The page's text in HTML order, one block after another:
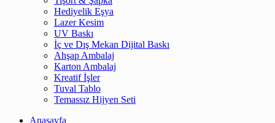
Hediyelik Eşya
Lazer Kesim
UV Baskı
İç ve Dış Mekan Dijital Baskı
Ahşap Ambalaj
Karton Ambalaj
Kreatif İşler
Tuval Tablo
Temassız Hijyen Seti
Anasayfa